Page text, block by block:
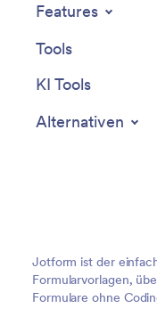
Features
Tools
KI Tools
Alternativen
Jotform ist der
Formularvorlagen,
Formulare ohne